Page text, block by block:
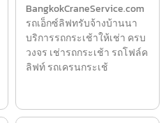
BangkokCraneService.com
รถเอ็กซ์ลิฟทรับจ้างบ้านนา
บริการรถกระเช้าให้เช่า ครบ
วงจร เช่ารถกระเช้า รถโฟล์ค
ลิฟท์ รถเครนกระเช้